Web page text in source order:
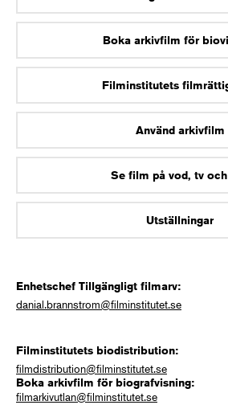
Boka arkivfilm för
Filminstitutets
Använd arkivfilm
Se film på vod, tv
Utställningar
Enhetschef Tillgängligt filmarv:
danial.brannstrom@filminstitutet.se
Filminstitutets biodistribution:
filmdistribution@filminstitutet.se
Boka arkivfilm för biografvisning:
filmarkivutlan@filminstitutet.se